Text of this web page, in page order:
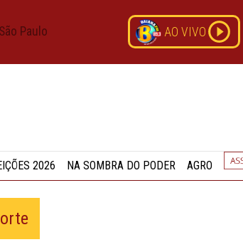
São Paulo AO VIVO
2026 NA SOMBRA DO PODER AGRO